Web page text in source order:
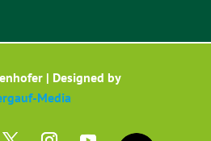
| Designed by
Media